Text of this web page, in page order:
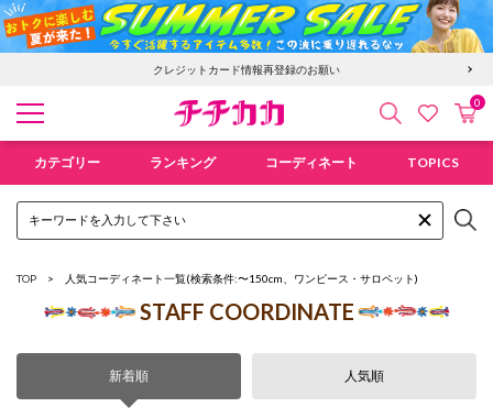
クレジットカード情報再登録のお願い
検索 お気にカ
0
カテゴリー ランキング コーディネート TOPICS
TOP 人気コーディネート一覧(検索条件:〜150cm、ワンピース・サロペット)
STAFF COORDINATE
新着順 人気順